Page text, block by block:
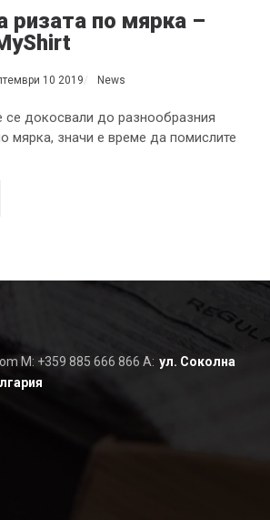
ризата по мярка –
10 2019 News
се докосвали до разнообразния
мярка, значи е време да помислите
M: +359 885 666 866 A: ул. Соколна